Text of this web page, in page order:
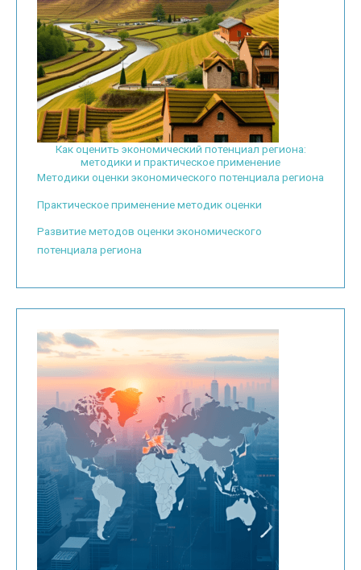
Как оценить экономический потенциал региона:
методики и практическое применение
Методики оценки экономического потенциала региона
Практическое применение методик оценки
Развитие методов оценки экономического
потенциала региона